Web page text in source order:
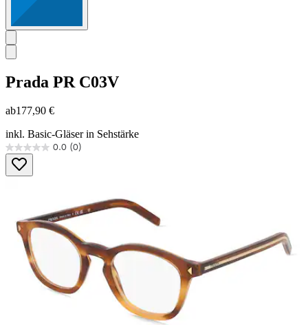
Prada PR C03V
ab177,90 €
inkl. Basic-Gläser in Sehstärke
0.0 (0)
0.0
von
5